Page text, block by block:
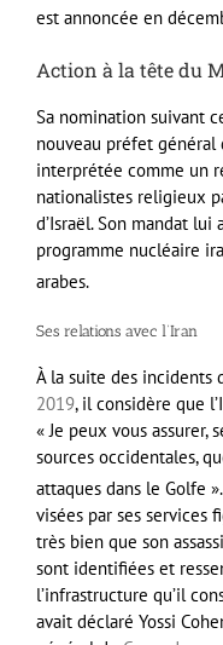
est annoncée en
Action à la tête du
Sa nomination suivant
nouveau préfet général
interprétée comme un
nationalistes religieux
d’Israël. Son mandat
programme nucléaire
arabes.
Ses relations avec l’Iran
À la suite des incidents
2019, il considère que
« Je peux vous assurer,
sources occidentales,
attaques dans le Golfe »
visées par ses services
très bien que son
sont identifiées et
l’infrastructure qu’il
avait déclaré Yossi